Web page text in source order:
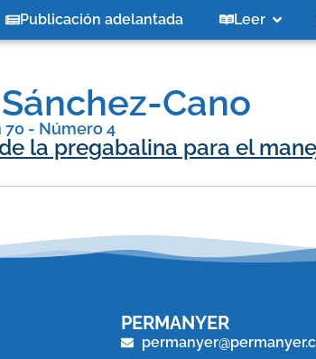
Publicación adelantada Leer
Cano
70 - Número 4
la pregabalina para el
PERMANYER